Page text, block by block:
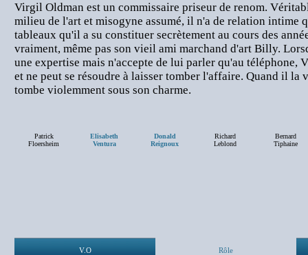
Virgil Oldman est un commissaire priseur de renom.
milieu de l'art et misogyne assumé, il n'a de relation intime
tableaux qu'il a su constituer secrètement au cours des
vraiment, même pas son vieil ami marchand d'art Billy.
une expertise mais n'accepte de lui parler qu'au téléphone,
et ne peut se résoudre à laisser tomber l'affaire. Quand il
tombe violemment sous son charme.
Patrick
Floersheim
Elisabeth
Ventura
Donald
Reignoux
Richard
Leblond
Bernard
Tiphaine
V.O Rôle